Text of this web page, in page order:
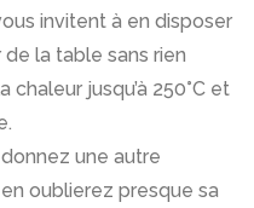
invitent à en disposer
la table sans rien
chaleur jusqu’à 250°C et
une autre
oublierez presque sa